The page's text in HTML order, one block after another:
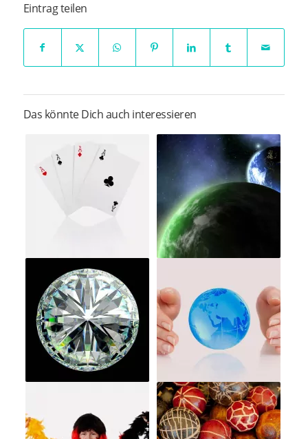
Eintrag teilen
Das könnte Dich auch interessieren